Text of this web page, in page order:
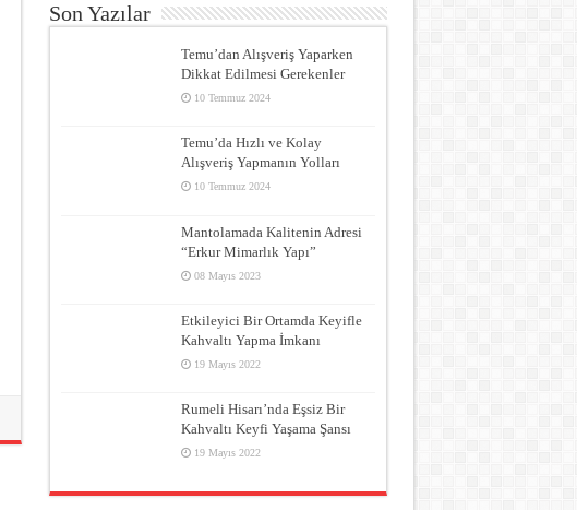
Son Yazılar
Temu’dan Alışveriş Yaparken
Dikkat Edilmesi Gerekenler
10 Temmuz 2024
Temu’da Hızlı ve Kolay
Alışveriş Yapmanın Yolları
10 Temmuz 2024
Mantolamada Kalitenin Adresi
“Erkur Mimarlık Yapı”
08 Mayıs 2023
Etkileyici Bir Ortamda Keyifle
Kahvaltı Yapma İmkanı
19 Mayıs 2022
Rumeli Hisarı’nda Eşsiz Bir
Kahvaltı Keyfi Yaşama Şansı
19 Mayıs 2022